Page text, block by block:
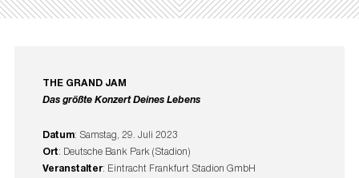
THE GRAND JAM
Das größte Konzert Deines Lebens
Datum: Samstag, 29. Juli 2023
Ort: Deutsche Bank Park (Stadion)
Veranstalter: Eintracht Frankfurt Stadion GmbH